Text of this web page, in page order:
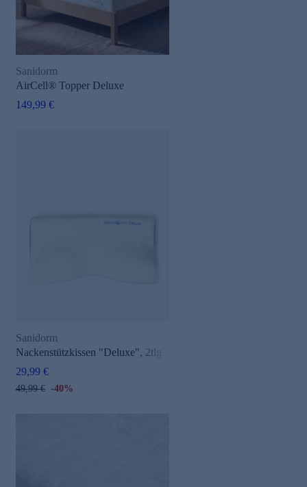
Sanidorm
AirCell® Topper Deluxe
149,99 €
Sanidorm
Nackenstützkissen "Deluxe", 2tlg.
29,99 €
49,99 € -40%